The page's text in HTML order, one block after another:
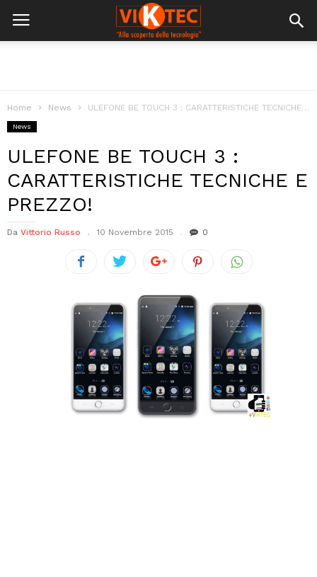
Home News ULEFONE BE TOUCH 3 : CARATTERISTICHE TECNICHE E PREZZO!
News
ULEFONE BE TOUCH 3 :
CARATTERISTICHE TECNICHE E
PREZZO!
Da Vittorio Russo 10 Novembre 2015 0